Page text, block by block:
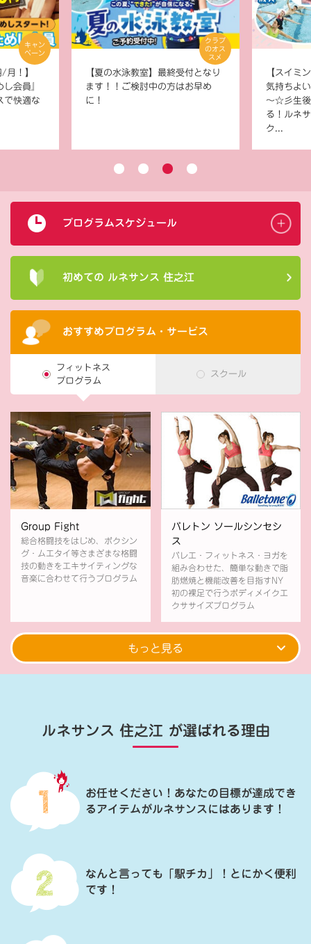
キャン
ペーン
月！】
会員』
で快適な
クラブ
のオス
スメ
【夏の水泳教室】最終受付となり
ます！！ご検討中の方はお早め
に！
【スイミ
気持ちよ
～☆彡生後
る！ルネ
ク...
プログラムスケジュール
初めての ルネサンス 住之江
おすすめプログラム・サービス
フィットネス
プログラム
スクール
Group Fight
総合格闘技をはじめ、ボクシン
グ・ムエタイ等さまざまな格闘
技の動きをエキサイティングな
音楽に合わせて行うプログラム
バレトン ソールシンセシ
ス
バレエ・フィットネス・ヨガを
組み合わせた、簡単な動きで脂
肪燃焼と機能改善を目指すNY
初の裸足で行うボディメイクエ
クササイズプログラム
もっと見る
ルネサンス 住之江 が選ばれる理由
お任せください！あなたの目標が達成でき
るアイテムがルネサンスにはあります！
なんと言っても「駅チカ」！とにかく便利
です！